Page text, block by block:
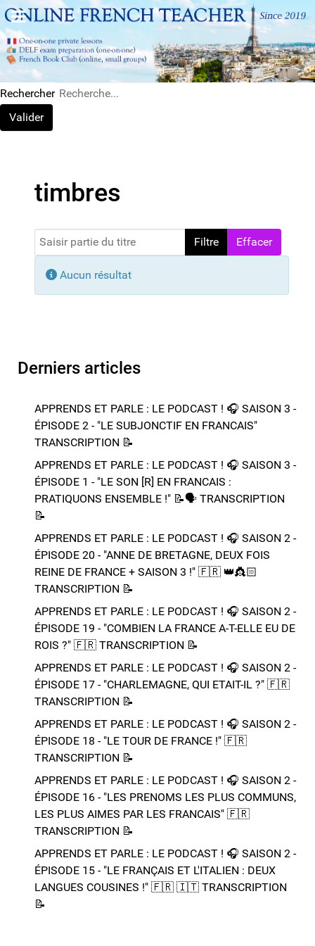
Rechercher
Valider
timbres
Saisir partie du titre Filtre
Effacer
Info
Aucun résultat
Derniers articles
APPRENDS ET PARLE : LE PODCAST ! 🎧 SAISON 3 -
ÉPISODE 2 - "LE SUBJONCTIF EN FRANCAIS" ​​​​
TRANSCRIPTION 📝​
APPRENDS ET PARLE : LE PODCAST ! 🎧 SAISON 3 -
ÉPISODE 1 - "LE SON [R] EN FRANCAIS :
PRATIQUONS ENSEMBLE !" 📝​🗣️​​​​ TRANSCRIPTION
📝​
APPRENDS ET PARLE : LE PODCAST ! 🎧 SAISON 2 -
ÉPISODE 20 - "ANNE DE BRETAGNE, DEUX FOIS
REINE DE FRANCE + SAISON 3 !"​ 🇫🇷 👑​👸🏻​​
TRANSCRIPTION 📝​
APPRENDS ET PARLE : LE PODCAST ! 🎧 SAISON 2 -
ÉPISODE 19 - "COMBIEN LA FRANCE A-T-ELLE EU DE
ROIS ?"​ 🇫🇷​ TRANSCRIPTION 📝​
APPRENDS ET PARLE : LE PODCAST ! 🎧 SAISON 2 -
ÉPISODE 17 - "CHARLEMAGNE, QUI ETAIT-IL ?"​ 🇫🇷​
TRANSCRIPTION 📝​
APPRENDS ET PARLE : LE PODCAST ! 🎧 SAISON 2 -
ÉPISODE 18 - "LE TOUR DE FRANCE !"​ 🇫🇷​
TRANSCRIPTION 📝​
APPRENDS ET PARLE : LE PODCAST ! 🎧 SAISON 2 -
ÉPISODE 16 - "LES PRENOMS LES PLUS COMMUNS,
LES PLUS AIMES PAR LES FRANCAIS"​ 🇫🇷​
TRANSCRIPTION 📝​
APPRENDS ET PARLE : LE PODCAST ! 🎧 SAISON 2 -
ÉPISODE 15 - "LE FRANÇAIS ET L'ITALIEN : DEUX
LANGUES COUSINES !"​ 🇫🇷​ 🇮🇹​ ​TRANSCRIPTION
📝​